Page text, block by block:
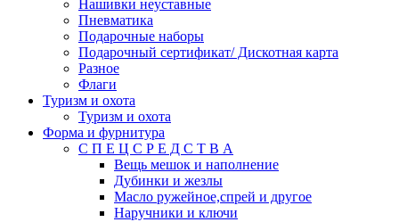
Нашивки неуставные
Пневматика
Подарочные наборы
Подарочный сертификат/ Дискотная карта
Разное
Флаги
Туризм и охота
Туризм и охота
Форма и фурнитура
С П Е Ц С Р Е Д С Т В А
Вещь мешок и наполнение
Дубинки и жезлы
Масло ружейное,спрей и другое
Наручники и ключи